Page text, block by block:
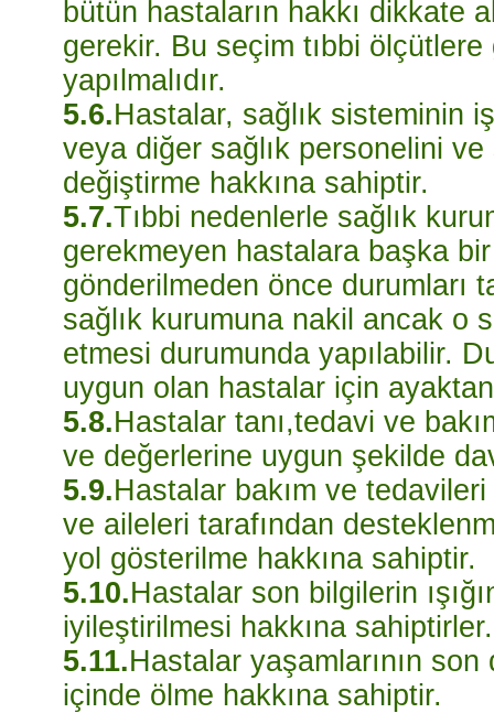
bütün hastaların hakkı dikkate
gerekir. Bu seçim tıbbi ölçütlere
yapılmalıdır.
5.6.Hastalar, sağlık sisteminin
veya diğer sağlık personelini ve
değiştirme hakkına sahiptir.
5.7.Tıbbi nedenlerle sağlık
gerekmeyen hastalara başka
gönderilmeden önce durumları
sağlık kurumuna nakil ancak o
etmesi durumunda yapılabilir.
uygun olan hastalar için
5.8.Hastalar tanı,tedavi ve
ve değerlerine uygun şekilde
5.9.Hastalar bakım ve
ve aileleri tarafından
yol gösterilme hakkına sahiptir.
5.10.Hastalar son bilgilerin
iyileştirilmesi hakkına sahiptirler.
5.11.Hastalar yaşamlarının
içinde ölme hakkına sahiptir.